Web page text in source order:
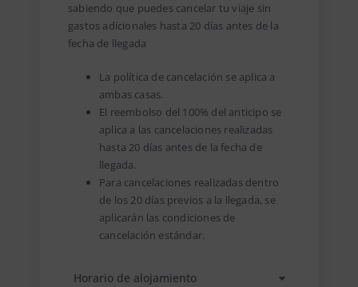
sabiendo que puedes cancelar tu viaje sin
gastos adicionales hasta 20 días antes de la
fecha de llegada
La política de cancelación se aplica a
ambas casas.
El reembolso del 100% del anticipo se
aplica a las cancelaciones realizadas
hasta 20 días antes de la fecha de
llegada.
Para cancelaciones realizadas dentro
de los 20 días previos a la llegada, se
aplicarán las condiciones de
cancelación estándar.
Horario de alojamiento